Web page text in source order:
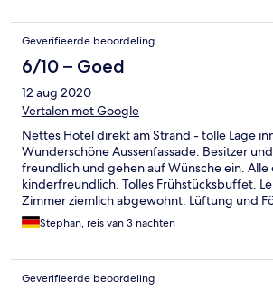
Geverifieerde beoordeling
6/10 – Goed
12 aug 2020
Vertalen met Google
Nettes Hotel direkt am Strand - tolle Lage
Wunderschöne Aussenfassade. Besitzer
freundlich und gehen auf Wünsche ein. Alle
kinderfreundlich. Tolles Frühstücksbuffet.
Zimmer ziemlich abgewohnt. Lüftung und
nicht. Lampen und Glühbirnen defekt -
Dusche. 2x haben wir sogar noch
alles wieder hinzubekommen - aber eben
Nacht nicht wirklich ein Schnapper.
Stephan, reis van 3 nachten
Geverifieerde beoordeling